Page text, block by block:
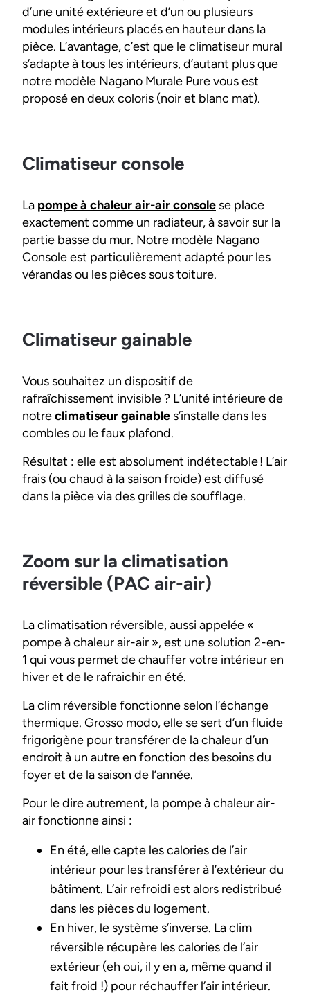
d’une unité extérieure et d’un ou plusieurs
modules intérieurs placés en hauteur dans la
pièce. L’avantage, c’est que le climatiseur mural
s’adapte à tous les intérieurs, d’autant plus que
notre modèle Nagano Murale Pure vous est
proposé en deux coloris (noir et blanc mat).
Climatiseur console
La pompe à chaleur air-air console se place
exactement comme un radiateur, à savoir sur la
partie basse du mur. Notre modèle Nagano
Console est particulièrement adapté pour les
vérandas ou les pièces sous toiture.
Climatiseur gainable
Vous souhaitez un dispositif de
rafraîchissement invisible ? L’unité intérieure de
notreclimatiseur gainable s’installe dans les
combles ou le faux plafond.
Résultat : elle est absolument indétectable ! L’air
frais (ou chaud à la saison froide) est diffusé
dans la pièce via des grilles de soufflage.
Zoom sur la climatisation
réversible (PAC air-air)
La climatisation réversible, aussi appelée «
pompe à chaleur air-air », est une solution 2-en-
1 qui vous permet de chauffer votre intérieur en
hiver et de le rafraichir en été.
La clim réversible fonctionne selon l’échange
thermique. Grosso modo, elle se sert d’un fluide
frigorigène pour transférer de la chaleur d’un
endroit à un autre en fonction des besoins du
foyer et de la saison de l’année.
Pour le dire autrement, la pompe à chaleur air-
air fonctionne ainsi :
En été, elle capte les calories de l’air
intérieur pour les transférer à l’extérieur du
bâtiment. L’air refroidi est alors redistribué
dans les pièces du logement.
En hiver, le système s’inverse. La clim
réversible récupère les calories de l’air
extérieur (eh oui, il y en a, même quand il
fait froid !) pour réchauffer l’air intérieur.